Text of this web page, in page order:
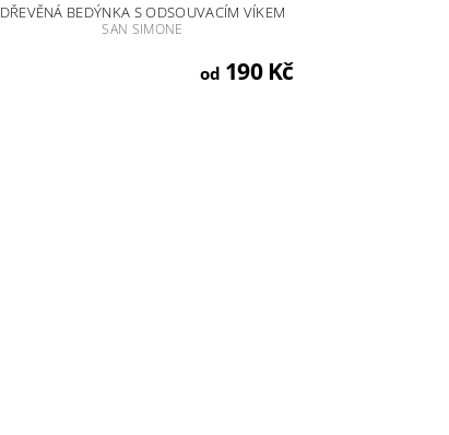
DŘEVĚNÁ BEDÝNKA S ODSOUVACÍM VÍKEM
SAN SIMONE
od 190 Kč